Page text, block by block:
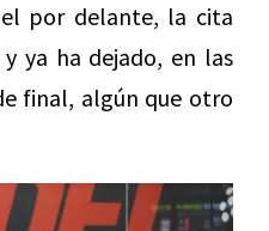
por delante, la cita
ya ha dejado, en las
final, algún que otro